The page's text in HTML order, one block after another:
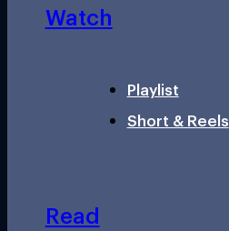
Watch
Playlist
Short & Reels
Read